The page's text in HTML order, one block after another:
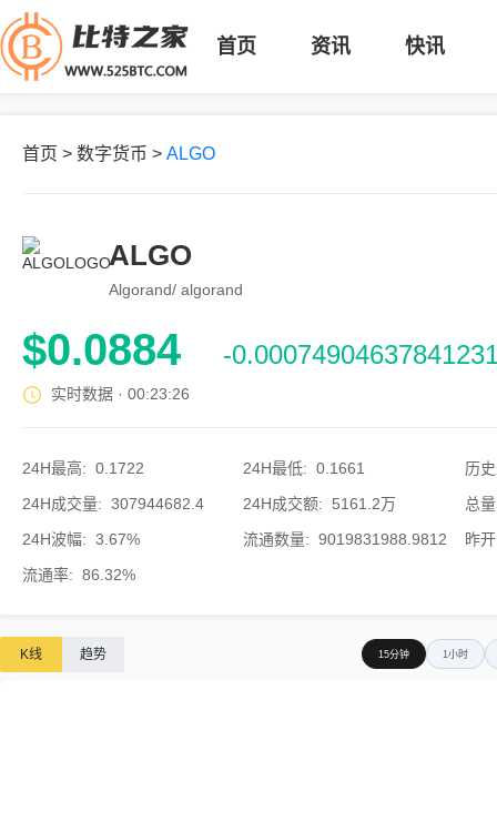
首页 资讯 快讯
首页 > 数字货币 > ALGO
ALGO
Algorand/ algorand
$0.0884 -
实时数据 · 00:23:26
24H最高: 0.1722 24H最低: 0.1661
历
24H成交量: 307944682.4 24H成交额: 5161.2万 总量
24H波幅: 3.67% 流通数量: 9019831988.9812 昨开
流通率: 86.32%
K线 趋势 15分钟 1小时